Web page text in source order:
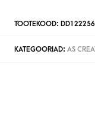
TOOTEKOOD: DD122256
KATEGOORIAD: AS